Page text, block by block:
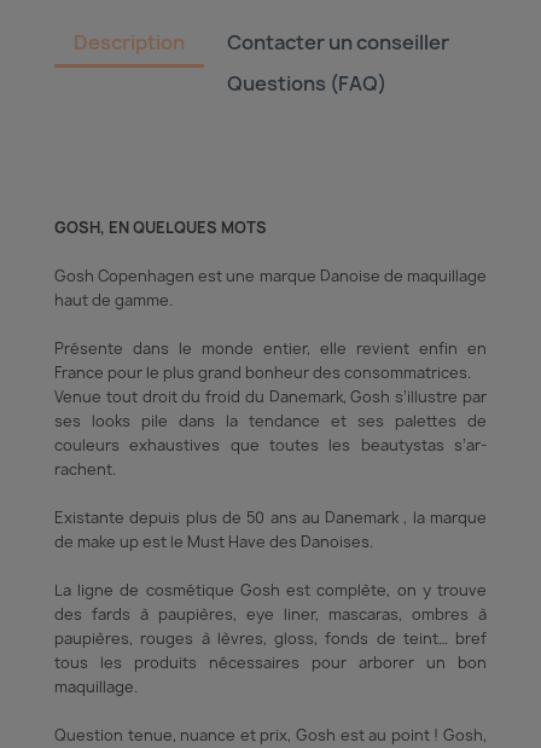
Description
Contacter un conseiller
Questions (FAQ)
GOSH, EN QUELQUES MOTS
Gosh Copenhagen est une marque Danoise de maquillage
haut de gamme.
Présente dans le monde entier, elle revient enfin en
France pour le plus grand bonheur des consommatrices.
Venue tout droit du froid du Dane­mark, Gosh s’illustre par
ses looks pile dans la tendance et ses palettes de
couleurs exhaus­tives que toutes les beau­tys­tas s’ar­
rachent.
Existante depuis plus de 50 ans au Danemark , la marque
de make up est le Must Have des Danoises.
La ligne de cosmétique Gosh est complète, on y trouve
des fards à paupières, eye liner, mascaras, ombres à
paupières, rouges à lèvres, gloss, fonds de teint… bref
tous les produits nécessaires pour arborer un bon
maquillage.
Question tenue, nuance et prix, Gosh est au point ! Gosh,